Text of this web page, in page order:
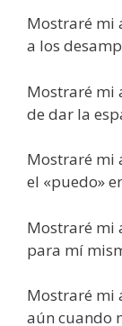
Mostraré mi
a los
Mostraré mi
de dar la
Mostraré mi
el «puedo»
Mostraré mi
para mí
Mostraré mi
aún cuando